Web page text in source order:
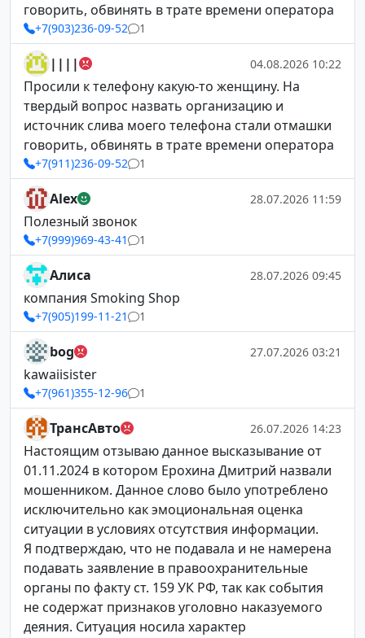
говорить, обвинять в трате времени оператора
+7(903)236-09-52 1
|||| 04.08.2026 10:22
Просили к телефону какую-то женщину. На
твердый вопрос назвать организацию и
источник слива моего телефона стали отмашки
говорить, обвинять в трате времени оператора
+7(911)236-09-52 1
Alex 28.07.2026 11:59
Полезный звонок
+7(999)969-43-41 1
Алиса 28.07.2026 09:45
компания Smoking Shop
+7(905)199-11-21 1
bog 27.07.2026 03:21
kawaiisister
+7(961)355-12-96 1
ТрансАвто 26.07.2026 14:23
Настоящим отзываю данное высказывание от
01.11.2024 в котором Ерохина Дмитрий назвали
мошенником. Данное слово было употреблено
исключительно как эмоциональная оценка
ситуации в условиях отсутствия информации.
Я подтверждаю, что не подавала и не намерена
подавать заявление в правоохранительные
органы по факту ст. 159 УК РФ, так как события
не содержат признаков уголовно наказуемого
деяния. Ситуация носила характер